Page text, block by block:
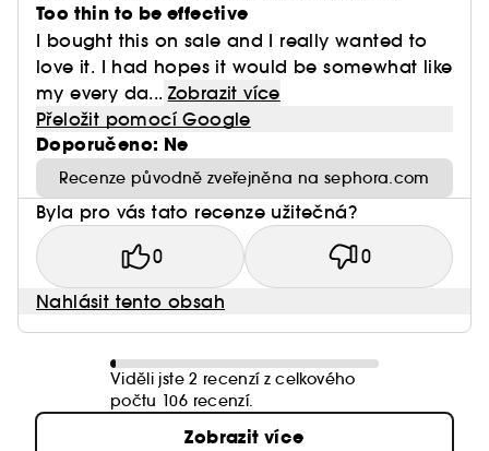
Too thin to be effective
I bought this on sale and I really wanted to
love it. I had hopes it would be somewhat like
my every da... Zobrazit více
Přeložit pomocí Google
Doporučeno: Ne
Recenze původně zveřejněna na sephora.com
Byla pro vás tato recenze užitečná?
0 0
Nahlásit tento obsah
Viděli jste 2 recenzí z celkového
počtu 106 recenzí.
Zobrazit více